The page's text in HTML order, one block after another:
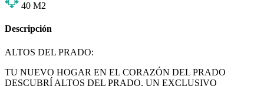
40 M2
Descripción
ALTOS DEL PRADO:
TU NUEVO HOGAR EN EL CORAZÓN DEL PRADO
DESCUBRÍ ALTOS DEL PRADO, UN EXCLUSIVO